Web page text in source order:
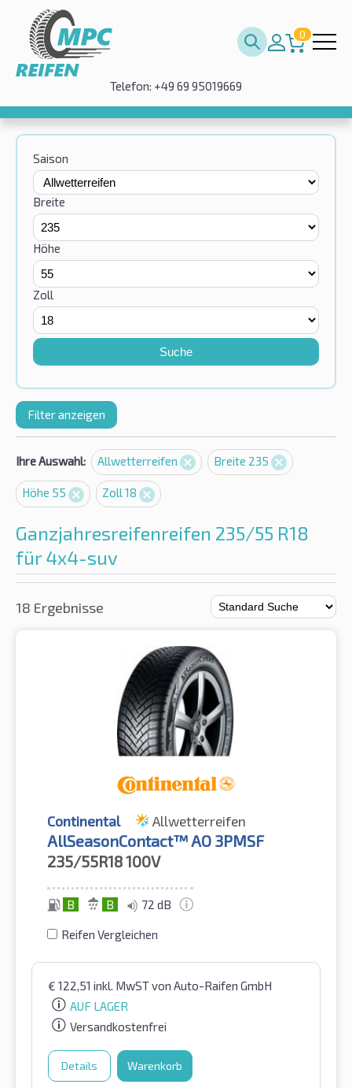
0
Telefon: +49 69 95019669
Saison
Breite
Höhe
Zoll
Suche
Filter anzeigen
Ihre Auswahl: Allwetterreifen Breite 235
Höhe 55 Zoll 18
Ganzjahresreifenreifen 235/55 R18
für 4x4-suv
18 Ergebnisse
Continental Allwetterreifen
AllSeasonContact™ AO 3PMSF
235/55R18100V
B B 72 dB
Reifen Vergleichen
€ 122,51 inkl. MwSTvon Auto-Raifen GmbH
AUF LAGER
Versandkostenfrei
Details Warenkorb